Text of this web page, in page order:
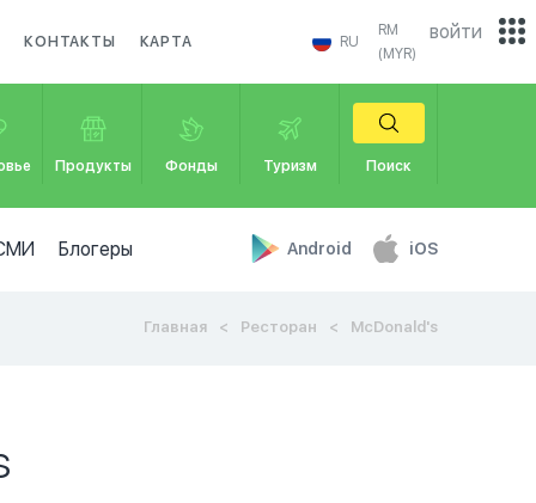
КОНТАКТЫ КАРТА RU
RM
(MYR)
Продукты Фонды Туризм Поиск
Блогеры Android iOS
войти
Главная Ресторан McDonald's